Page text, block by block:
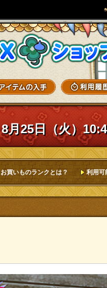
8月25日（火）
お買いものランクとは？ 利用可